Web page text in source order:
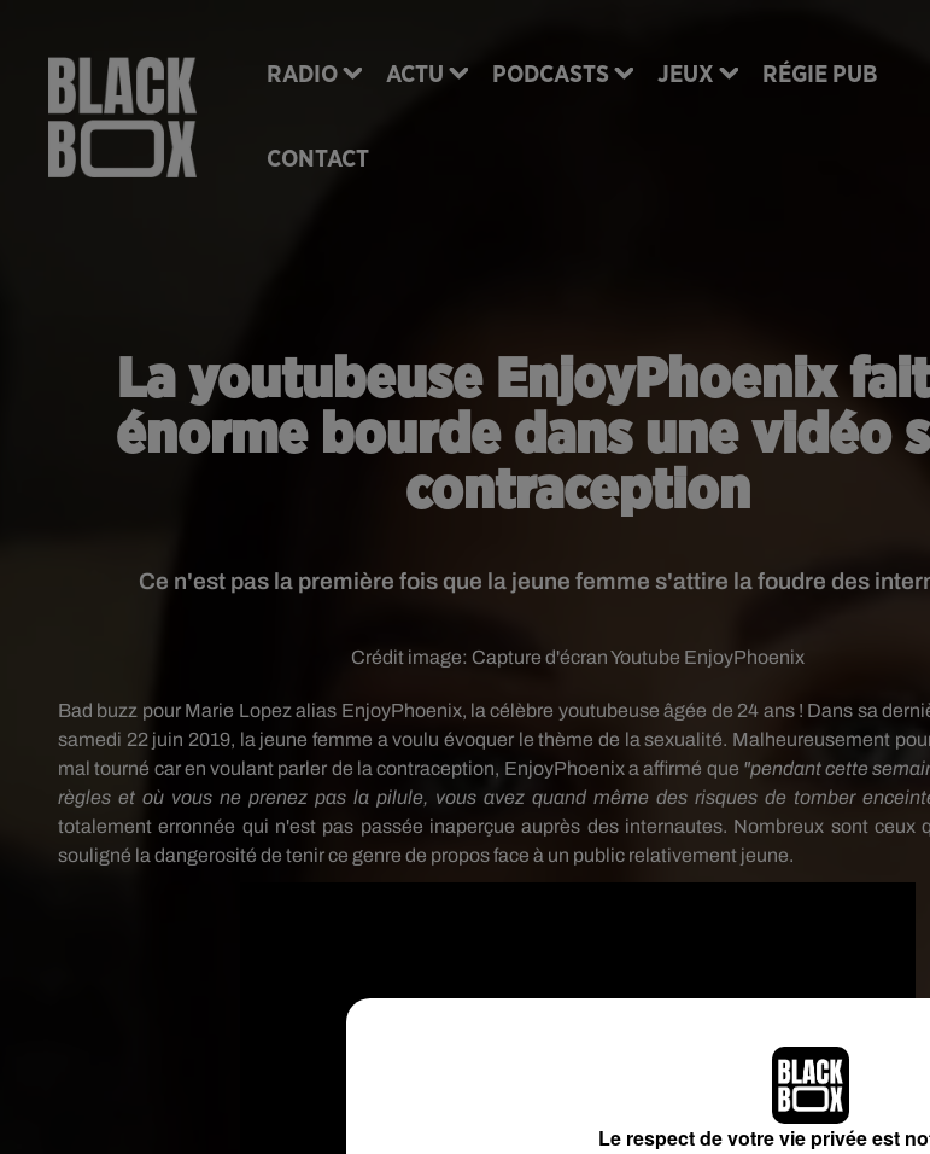
RADIO ACTU PODCASTS JEUX RÉGIE PUB
CONTACT
La youtubeuse EnjoyPhoenix
énorme bourde dans une vidéo
contraception
Ce n'est pas la première fois que la jeune femme s'attire la foudre des
Crédit image: Capture d'écran Youtube EnjoyPhoenix
Bad buzz pour Marie Lopez alias EnjoyPhoenix, la célèbre youtubeuse âgée de 24 ans ! Dans sa
samedi 22 juin 2019, la jeune femme a voulu évoquer le thème de la sexualité. Malheureusement
mal tourné car en voulant parler de la contraception, EnjoyPhoenix a affirmé que "pendant cette
règles et où vous ne prenez pas la pilule, vous avez quand même des risques de tomber
totalement erronnée qui n'est pas passée inaperçue auprès des internautes. Nombreux sont ceux
souligné la dangerosité de tenir ce genre de propos face à un public relativement jeune.
Le respect de votre vie privée est